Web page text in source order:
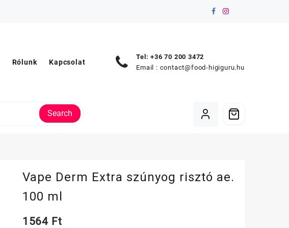
Rólunk Kapcsolat
Tel: +36 70 200 3472
Email : contact@food-higiguru.hu
Search
Vape Derm Extra szúnyog risztó ae.
100 ml
1564 Ft